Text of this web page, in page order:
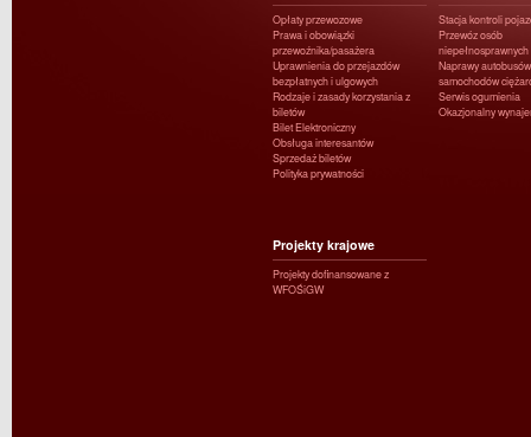
Opłaty przewozowe
Prawa i obowiązki
przewoźnika/pasażera
Uprawnienia do przejazdów
bezpłatnych i ulgowych
Rodzaje i zasady korzystania z
biletów
Bilet Elektroniczny
Obsługa interesantów
Sprzedaż biletów
Polityka prywatności
Stacja kontroli
Przewóz osób
niepełnosprawnych
Naprawy
samochodów
Serwis ogumienia
Okazjonalny
Projekty krajowe
Projekty dofinansowane z
WFOŚiGW